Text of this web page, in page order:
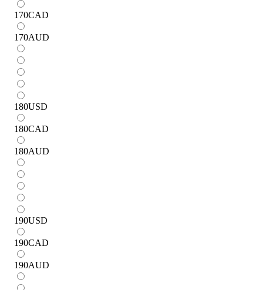
170CAD
170AUD
180USD
180CAD
180AUD
190USD
190CAD
190AUD